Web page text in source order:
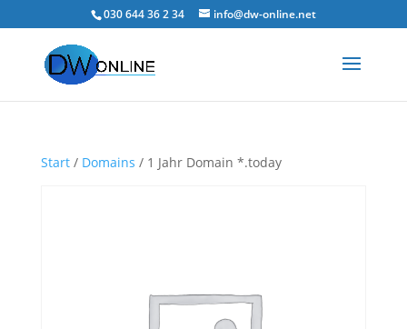
030 644 36 2 34 info@dw-online.net
Start/ Domains / 1 Jahr Domain *.today